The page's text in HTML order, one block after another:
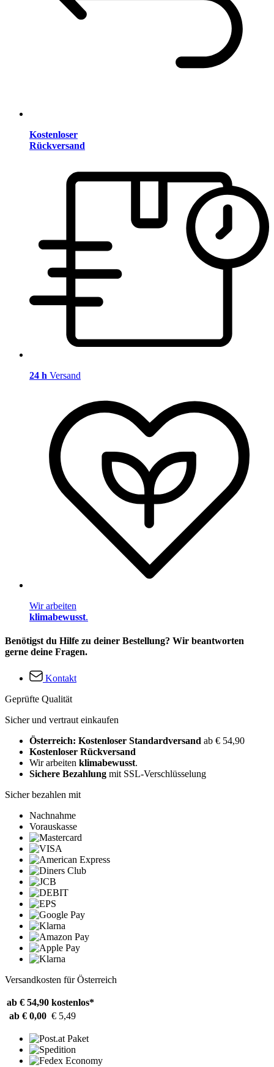
Kostenloser
Rückversand
24 h Versand
Wir arbeiten
klimabewusst.
Benötigst du Hilfe zu deiner Bestellung? Wir beantworten
gerne deine Fragen.
Kontakt
Geprüfte Qualität
Sicher und vertraut einkaufen
Österreich: Kostenloser Standardversand ab € 54,90
Kostenloser Rückversand
Wir arbeiten klimabewusst.
Sichere Bezahlung mit SSL-Verschlüsselung
Sicher bezahlen mit
Nachnahme
Vorauskasse
Versandkosten für Österreich
ab € 54,90 kostenlos*
ab € 0,00 € 5,49